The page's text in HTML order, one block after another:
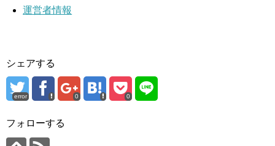
運営者情報
シェアする
error 0 0
フォローする